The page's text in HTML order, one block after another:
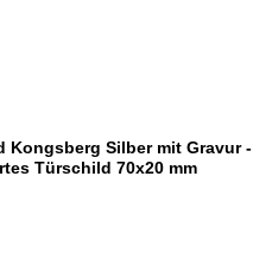
Kongsberg Silber mit Gravur -
Türschild 70x20 mm